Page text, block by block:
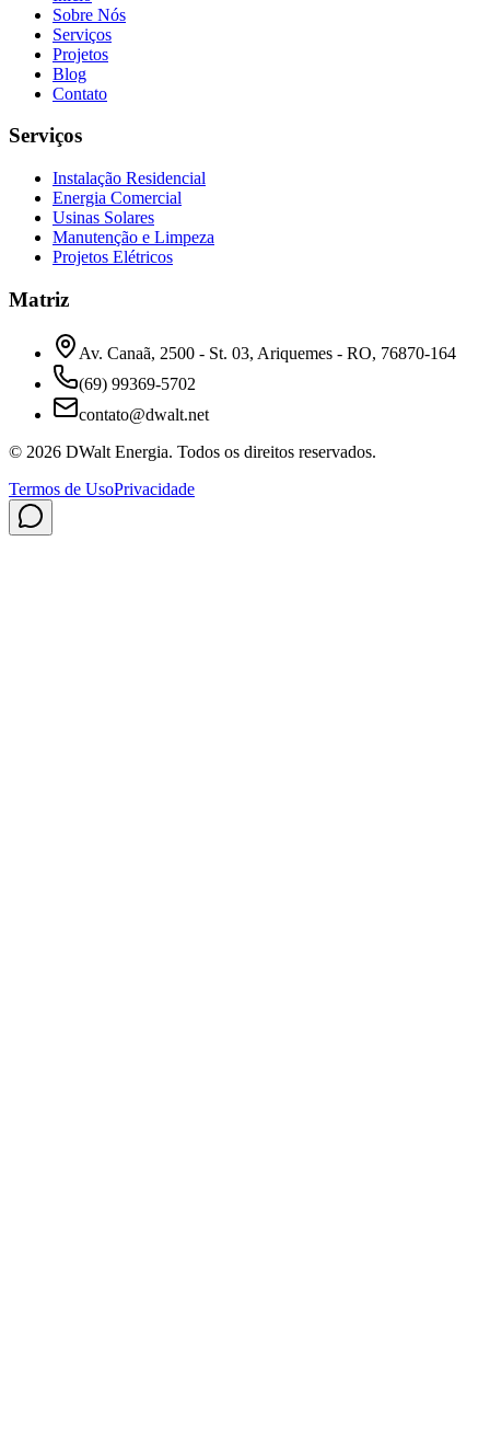
Sobre Nós
Serviços
Projetos
Blog
Contato
Serviços
Instalação Residencial
Energia Comercial
Usinas Solares
Manutenção e Limpeza
Projetos Elétricos
Matriz
Av. Canaã, 2500 - St. 03, Ariquemes - RO, 76870-164
(69) 99369-5702
contato@dwalt.net
© 2026 DWalt Energia. Todos os direitos reservados.
Termos de UsoPrivacidade